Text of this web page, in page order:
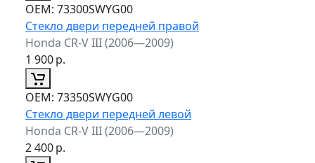
ОЕМ: 73300SWYG00
Стекло двери передней правой
Honda CR-V III (2006—2009)
1 900р.
ОЕМ: 73350SWYG00
Стекло двери передней левой
Honda CR-V III (2006—2009)
2 400р.